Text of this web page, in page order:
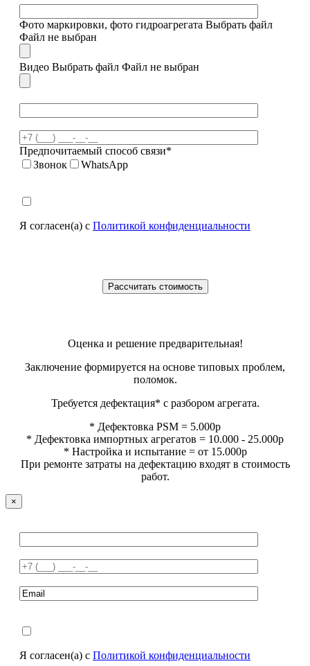
Фото маркировки, фото гидроагрегата Выбрать файл
Файл не выбран
Видео Выбрать файл Файл не выбран
Предпочитаемый способ связи*
Звонок
WhatsApp
Я согласен(а) с Политикой конфиденциальности
Оценка и решение предварительная!
Заключение формируется на основе типовых проблем,
поломок.
Требуется дефектация* с разбором агрегата.
* Дефектовка PSM = 5.000р
* Дефектовка импортных агрегатов = 10.000 - 25.000р
* Настройка и испытание = от 15.000р
При ремонте затраты на дефектацию входят в стоимость
работ.
×
Я согласен(а) с Политикой конфиденциальности